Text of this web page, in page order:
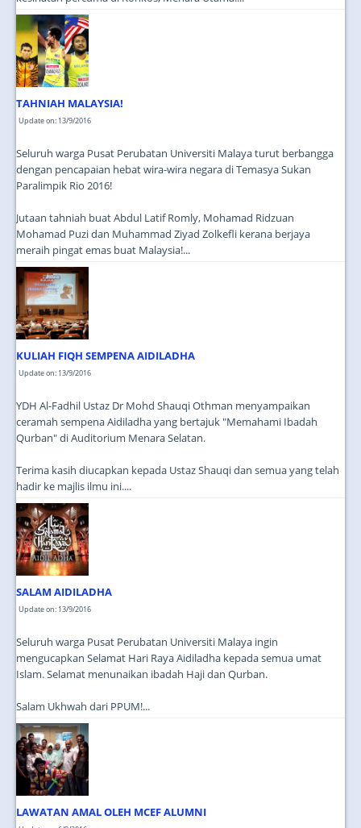
TAHNIAH MALAYSIA!
Update on: 13/9/2016
Seluruh warga Pusat Perubatan Universiti Malaya turut berbangga
dengan pencapaian hebat wira-wira negara di Temasya Sukan
Paralimpik Rio 2016!
Jutaan tahniah buat Abdul Latif Romly, Mohamad Ridzuan
Mohamad Puzi dan Muhammad Ziyad Zolkefli kerana berjaya
meraih pingat emas buat Malaysia!...
KULIAH FIQH SEMPENA AIDILADHA
Update on: 13/9/2016
YDH Al-Fadhil Ustaz Dr Mohd Shauqi Othman menyampaikan
ceramah sempena Aidiladha yang bertajuk "Memahami Ibadah
Qurban" di Auditorium Menara Selatan.
Terima kasih diucapkan kepada Ustaz Shauqi dan semua yang telah
hadir ke majlis ilmu ini....
SALAM AIDILADHA
Update on: 13/9/2016
Seluruh warga Pusat Perubatan Universiti Malaya ingin
mengucapkan Selamat Hari Raya Aidiladha kepada semua umat
Islam. Selamat menunaikan ibadah Haji dan Qurban.
Salam Ukhwah dari PPUM!...
LAWATAN AMAL OLEH MCEF ALUMNI